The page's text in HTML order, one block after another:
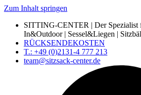
Zum Inhalt springen
SITTING-CENTER | Der Spezialist
In&Outdoor | Sessel&Liegen |
RÜCKSENDEKOSTEN
T.: +49 (0)2131-4 777 213
team@sitzsack-center.de